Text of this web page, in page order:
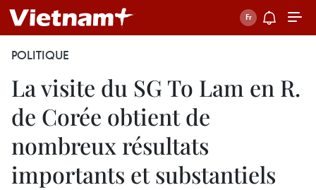
POLITIQUE
La visite du SG To Lam en R.
de Corée obtient de
nombreux résultats
importants et substantiels